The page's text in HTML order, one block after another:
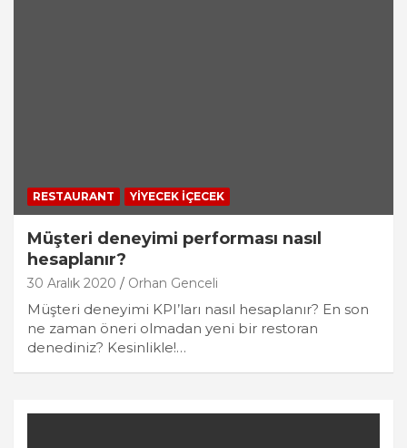
RESTAURANT YIYECEK İÇECEK
Müşteri deneyimi performası nasıl
hesaplanır?
30 Aralık 2020 Orhan Genceli
Müşteri deneyimi KPI’ları nasıl hesaplanır? En son
ne zaman öneri olmadan yeni bir restoran
denediniz? Kesinlikle!…